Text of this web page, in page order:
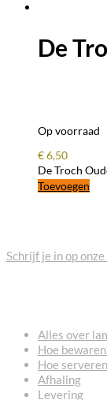
De
Op voorraad
€6,50
De Troch
Toevoegen
Schrijf je in op
Alles over
Hoe
Hoe
Afhaling
Levering